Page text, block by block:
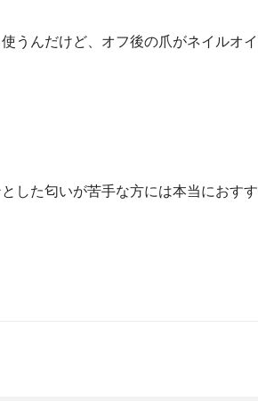
うんだけど、オフ後の爪がネイルオイ
した匂いが苦手な方には本当におすす